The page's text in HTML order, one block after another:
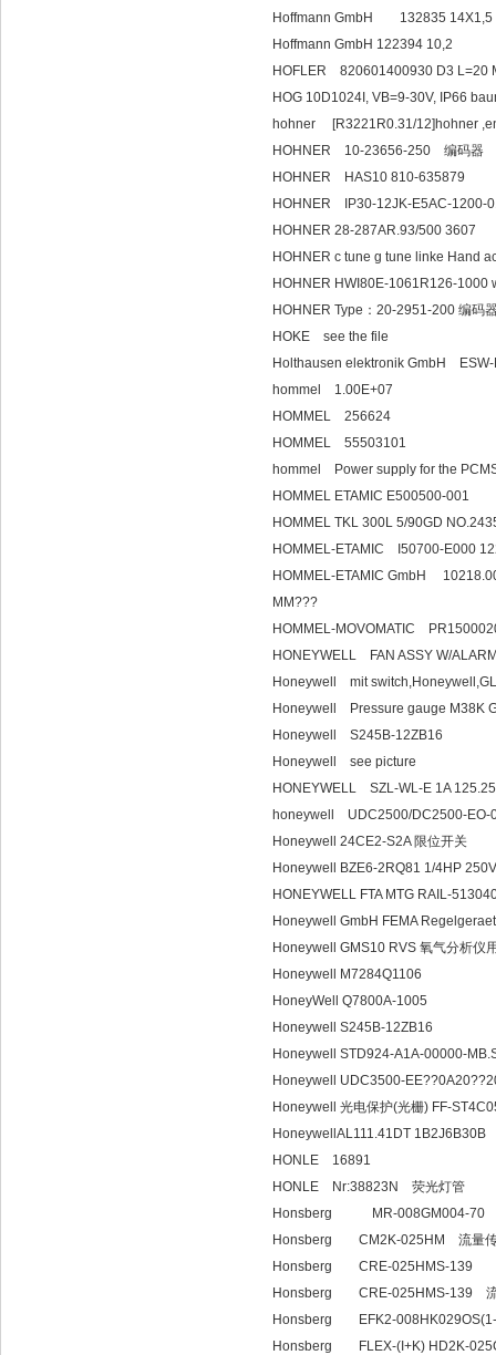
Hoffmann GmbH 132835
Hoffmann GmbH 122394 10,2
HOFLER 820601400930 D3 L=20
HOG 10D1024I, VB=9-30V, IP66
hohner [R3221R0.31/12]hohner
HOHNER 10-23656-250 编码器
HOHNER HAS10 810-635879
HOHNER IP30-12JK-E5AC-1200-
HOHNER 28-287AR.93/500 3607
HOHNER c tune g tune linke Hand
HOHNER HWI80E-1061R126-1000
HOHNER Type：20-2951-200 编码
HOKE see the file
Holthausen elektronik
hommel 1.00E+07
HOMMEL 256624
HOMMEL 55503101
hommel Power supply for the
HOMMEL ETAMIC E500500-001
HOMMEL TKL 300L 5/90GD
HOMMEL-ETAMIC I50700-E000
HOMMEL-ETAMIC GmbH
HOMMEL-MOVOMATIC
HONEYWELL FAN ASSY W/
Honeywell mit
Honeywell Pressure gauge M38K
Honeywell S245B-12ZB16
Honeywell see picture
HONEYWELL
honeywell UDC2500/DC2500-EO-
Honeywell 24CE2-S2A 限位开关
Honeywell BZE6-2RQ81 1/4HP
HONEYWELL FTA MTG RAIL-
Honeywell GmbH FEMA
Honeywell GMS10 RVS 氧气分析仪
Honeywell M7284Q1106
HoneyWell Q7800A-1005
Honeywell S245B-12ZB16
Honeywell STD924-A1A-00000-
Honeywell UDC3500-
Honeywell 光电保护(光栅) FF-
HoneywellAL111.41DT 1B2J6B30B
HONLE 16891
HONLE Nr:38823N 荧光灯管
Honsberg MR-008GM004-70
Honsberg CM2K-025HM 流量
Honsberg CRE-025HMS-139
Honsberg CRE-025HMS-139 流
Honsberg EFK2-
Honsberg FLEX-(I+K) HD2K-